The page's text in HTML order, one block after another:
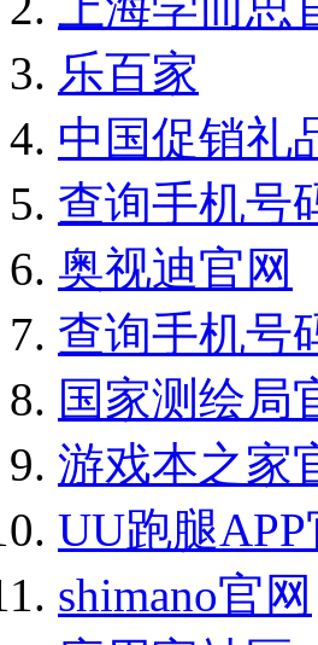
乐百家
中国促销礼
查询手机号
奥视迪官网
查询手机号
国家测绘局
游戏本之家
UU跑腿APP
shimano官网